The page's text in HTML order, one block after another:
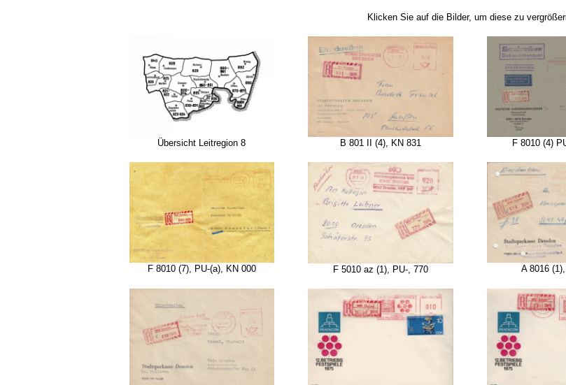
Klicken Sie auf die Bilder, um diese zu
Übersicht Leitregion 8 B 801 II (4), KN 831 F 8010 (4)
F 8010 (7), PU-(a), KN 000 F 5010 az (1), PU-, 770 A 8016